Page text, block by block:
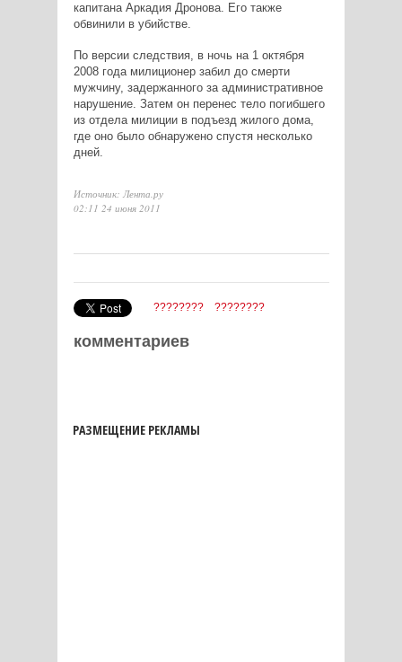
капитана Аркадия Дронова. Его также
обвинили в убийстве.
По версии следствия, в ночь на 1 октября
2008 года милиционер забил до смерти
мужчину, задержанного за административное
нарушение. Затем он перенес тело погибшего
из отдела милиции в подъезд жилого дома,
где оно было обнаружено спустя несколько
дней.
Источник: Лента.ру
02:11 24 июня 2011
???????? ????????
комментариев
РАЗМЕЩЕНИЕ РЕКЛАМЫ